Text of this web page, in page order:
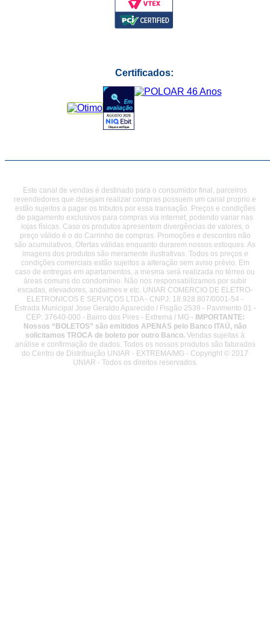
Certificados:
Este canal de vendas é destinado para o consumidor final, parceiros
revendedores que desejam realizar compras possuem um canal proprio e
estão sujeitos a pagar os tributos por essa transação. Preços e condições
de pagamento exclusivos para compras via internet, podendo variar nas
lojas físicas. Caso os produtos apresentem divergências de valores, o
preço válido é o do Carrinho de compras. Promoções e descontos não
são acumulativos. Ofertas válidas enquanto durarem nossos estoques. As
imagens dos produtos são meramente ilustrativas. Todos os preços e
condições comerciais estão sujeitos a alteração sem aviso prévio. Em
caso de entregas em apartamentos, a mesma será realizada no térreo ou
áreas comuns do condomínio. Não nos responsabilizamos por subir
escadas, elevadores, andaimes e etc. UNIAR COMERCIO DE ELETRO-
ELETRONICOS E SERVIÇOS LTDA - CNPJ: 18.928.807/0001-54 -
Estrada Municipal Jose Geraldo Aparecido / Fisgão 2539 - Pavimento 01 -
CEP: 37640-000 - Bairro dos Pires - Extrema / MG - IMPORTANTE:
Nossos “BOLETOS” são emitidos APENAS pelo Banco ITAÚ, não
solicitamos TROCA de boleto por outro Banco. Vendas sujeitas à
análise e confirmação de dados. Todos os nossos produtos são faturados
do Centro de Distribuição UNIAR - EXTREMA/MG - Copyright © 2017
UNIAR - Todos os direitos reservados.